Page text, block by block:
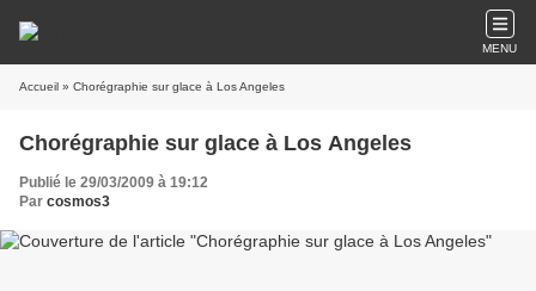
MENU
Accueil » Chorégraphie sur glace à Los Angeles
Chorégraphie sur glace à Los Angeles
Publié le 29/03/2009 à 19:12
Par cosmos3